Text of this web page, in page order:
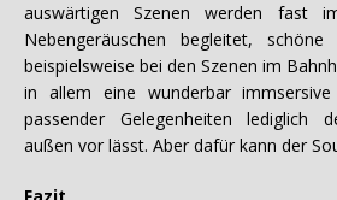
auswärtigen Szenen werden fast
Nebengeräuschen begleitet,
beispielsweise bei den Szenen im
in allem eine wunderbar
passender Gelegenheiten lediglich
außen vor lässt. Aber dafür kann der